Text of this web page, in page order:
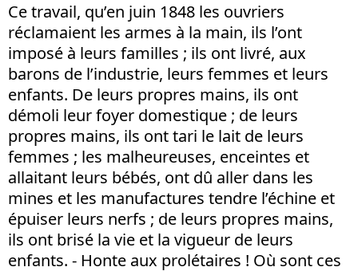
Ce travail, qu’en juin 1848 les ouvriers
réclamaient les armes à la main, ils l’ont
imposé à leurs familles ; ils ont livré, aux
barons de l’industrie, leurs femmes et leurs
enfants. De leurs propres mains, ils ont
démoli leur foyer domestique ; de leurs
propres mains, ils ont tari le lait de leurs
femmes ; les malheureuses, enceintes et
allaitant leurs bébés, ont dû aller dans les
mines et les manufactures tendre l’échine et
épuiser leurs nerfs ; de leurs propres mains,
ils ont brisé la vie et la vigueur de leurs
enfants. - Honte aux prolétaires ! Où sont ces